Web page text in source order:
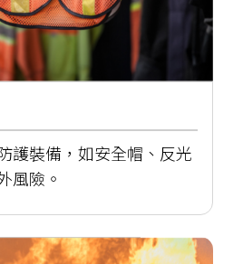
護裝備，如安全帽、反光
風險。